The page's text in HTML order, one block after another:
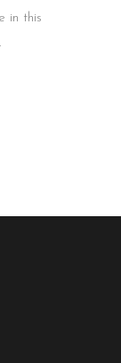
in this